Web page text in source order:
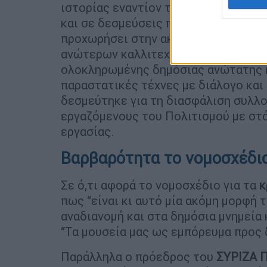
ιστορίας εναντίον της κοινωνίας”
και σε δεσμεύσεις προς τους
προχωρήσει στην ακαδημαϊκή και
ανώτερων καλλιτεχνικών σχολών σε
ολοκληρωμένης δημόσιας ανώτατης
παραστατικές τέχνες με διάλογο
δεσμεύτηκε για τη διασφάλιση
εργαζόμενους του Πολιτισμού με
εργασίας.
Βαρβαρότητα το
Σε ό,τι αφορά το νομοσχέδιο για τα
πως “είναι κι αυτό μία ακόμη μορφή
αναδιανομή και στα δημόσια
“Τα μουσεία μας ως εμπόρευμα προς
Παράλληλα ο πρόεδρος του ΣΥΡΙΖΑ